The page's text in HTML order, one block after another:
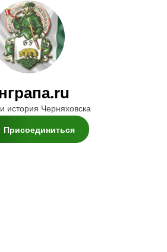
история Черняховска
Присоединиться